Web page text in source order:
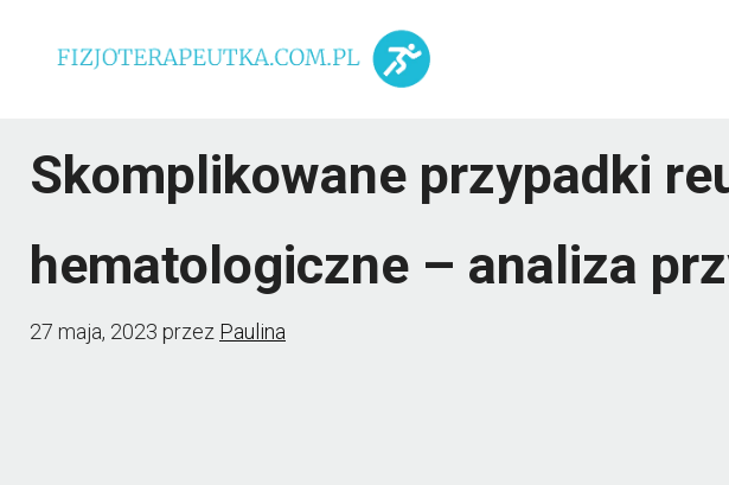
Skomplikowane przypadki
hematologiczne – analiza
27 maja, 2023 przez Paulina